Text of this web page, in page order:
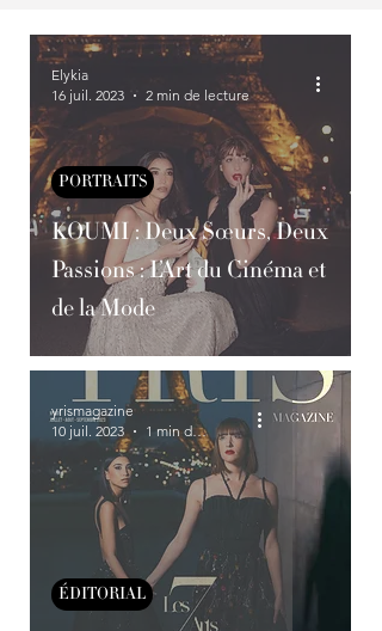
KOUMI : Deux Sœurs, Deux
Passions : L’Art du Cinéma et
de la Mode
PORTRAITS
Elykia
16 juil. 2023
2 min de lecture
ÉDITORIAL
yrismagazine
10 juil. 2023
1 min de lecture